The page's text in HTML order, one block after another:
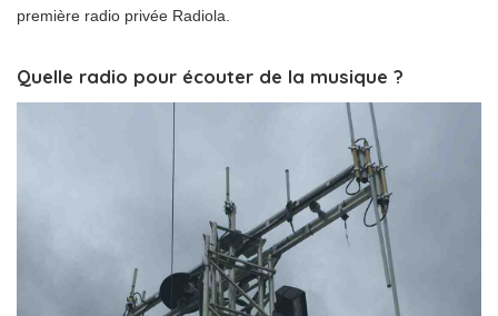
première radio privée Radiola.
Quelle radio pour écouter de la musique ?